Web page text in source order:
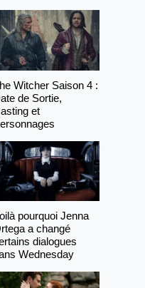
Witcher Saison 4 :
de Sortie,
et
pourquoi Jenna
a changé
dialogues
Wednesday